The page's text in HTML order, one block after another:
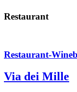
Restaurant
Restaurant-
Via dei Mille